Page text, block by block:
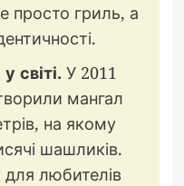
просто гриль, а
світі. У 2011
мангал
на якому
шашликів.
любителів